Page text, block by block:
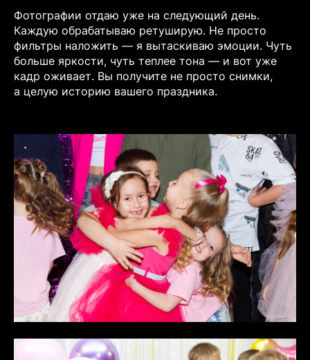
Фотографии отдаю уже на следующий день.
Каждую обрабатываю ретуширую. Не просто
фильтры наложить — я вытаскиваю эмоции. Чуть
больше яркости, чуть теплее тона — и вот уже
кадр оживает. Вы получите не просто снимки,
а целую историю вашего праздника.